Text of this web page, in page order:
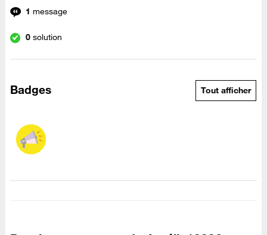
1 message
0 solution
Badges Tout afficher